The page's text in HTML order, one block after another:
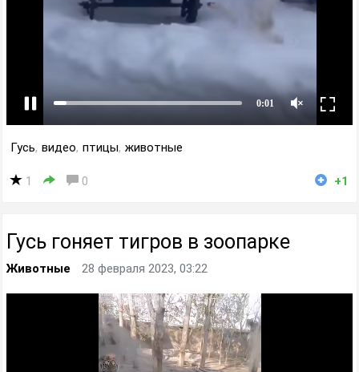
Гусь, видео, птицы, животные
1 0 +1
Гусь гоняет тигров в зоопарке
Животные 28 февраля 2023, 03:22